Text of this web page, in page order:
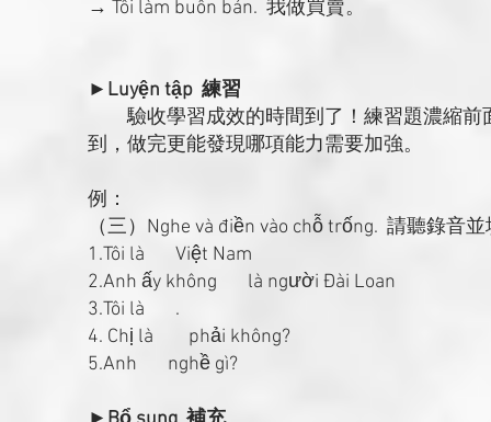
→ Tôi làm buôn bán. 我做買賣。
►Luyện tập 練習
驗收學習成效的時間到了！練習題濃縮前
到，做完更能發現哪項能力需要加強。
例：
（三）Nghe và điền vào chỗ trống. 請聽錄音
1.Tôi là Việt Nam
2.Anh ấy không là người Đài Loan
3.Tôi là .
4. Chị là phải không?
5.Anh nghề gì?